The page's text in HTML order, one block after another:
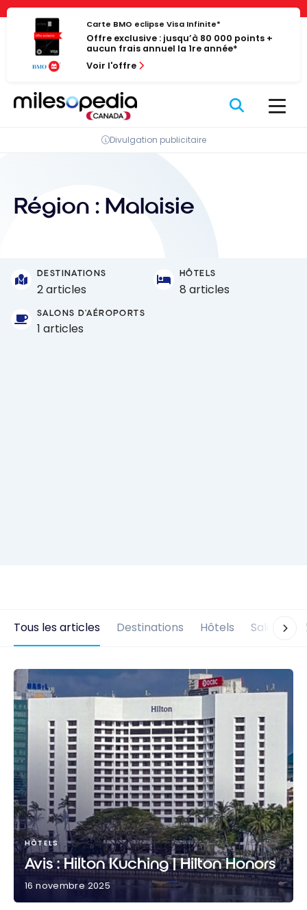
Panneau de gestion des cookies
Passer
contenu
Carte BMO eclipse Visa Infinite*
Offre exclusive : jusqu’à 80 000 points +
aucun frais annuel la 1re année*
Voir l'offre
Divulgation publicitaire
Région : Malaisie
DESTINATIONS
2 articles
HÔTELS
8 articles
SALONS D'AÉROPORTS
1 articles
Tous les articles Destinations Hôtels Salons
HÔTELS
Avis : Hilton Kuching | Hilton Honors
16 novembre 2025